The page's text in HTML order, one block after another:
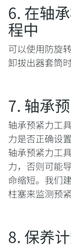
6. 在轴
程中
可以使用防旋
卸拔出器套筒
7. 轴承
轴承预紧力工
力是否正确设
轴承预紧力工
力，否则可能
命缩短。我们
柱塞来监测预紧
8. 保养